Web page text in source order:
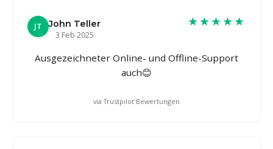
JT
John Teller
3 Feb 2025
★★★★★
Ausgezeichneter Online- und Offline-Support
auch😊
via Trustpilot Bewertungen